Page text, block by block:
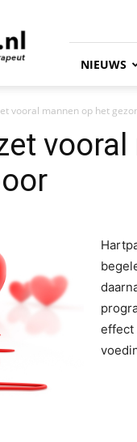
NIEUWS
vooral mannen op het
effect